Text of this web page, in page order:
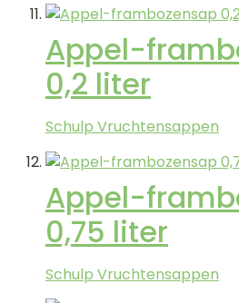
Appel-
0,2 liter
Schulp Vruchtensappen
Appel-
0,75 liter
Schulp Vruchtensappen